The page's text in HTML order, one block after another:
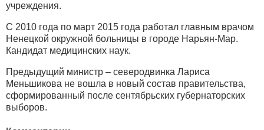
учреждения.
С 2010 года по март 2015 года работал главным врачом
Ненецкой окружной больницы в городе Нарьян-Мар.
Кандидат медицинских наук.
Предыдущий министр – северодвинка Лариса
Меньшикова не вошла в новый состав правительства,
сформированный после сентябрьских губернаторских
выборов.